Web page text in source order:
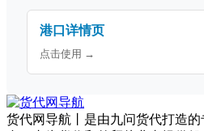
港口详情页
点击使用 →
货代网导航丨是由九问货代打造的